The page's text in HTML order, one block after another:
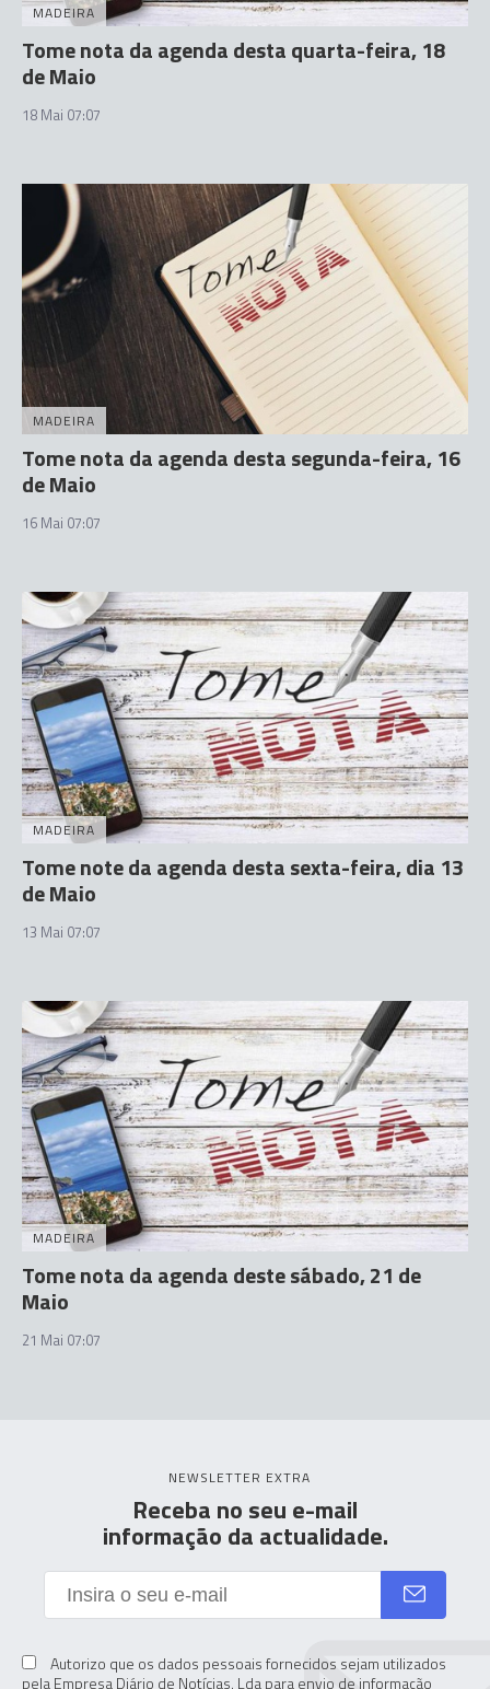
MADEIRA
Tome nota da agenda desta quarta-feira, 18
de Maio
18 Mai 07:07
MADEIRA
Tome nota da agenda desta segunda-feira, 16
de Maio
16 Mai 07:07
MADEIRA
Tome note da agenda desta sexta-feira, dia 13
de Maio
13 Mai 07:07
MADEIRA
Tome nota da agenda deste sábado, 21 de
Maio
21 Mai 07:07
NEWSLETTER EXTRA
Receba no seu e-mail
informação da actualidade.
Autorizo que os dados pessoais fornecidos sejam utilizados
pela Empresa Diário de Notícias. Lda para envio de informação